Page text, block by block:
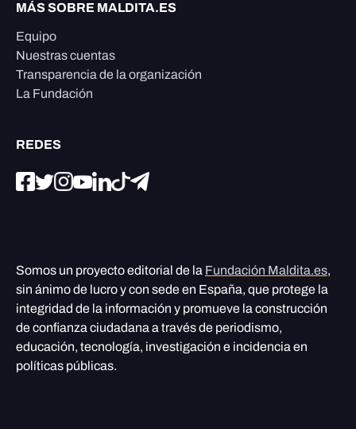
MÁS SOBRE MALDITA.ES
Equipo
Nuestras cuentas
Transparencia de la organización
La Fundación
REDES
Somos un proyecto editorial de la Fundación Maldita.es,
sin ánimo de lucro y con sede en España, que protege la
integridad de la información y promueve la construcción
de confianza ciudadana a través de periodismo,
educación, tecnología, investigación e incidencia en
políticas públicas.